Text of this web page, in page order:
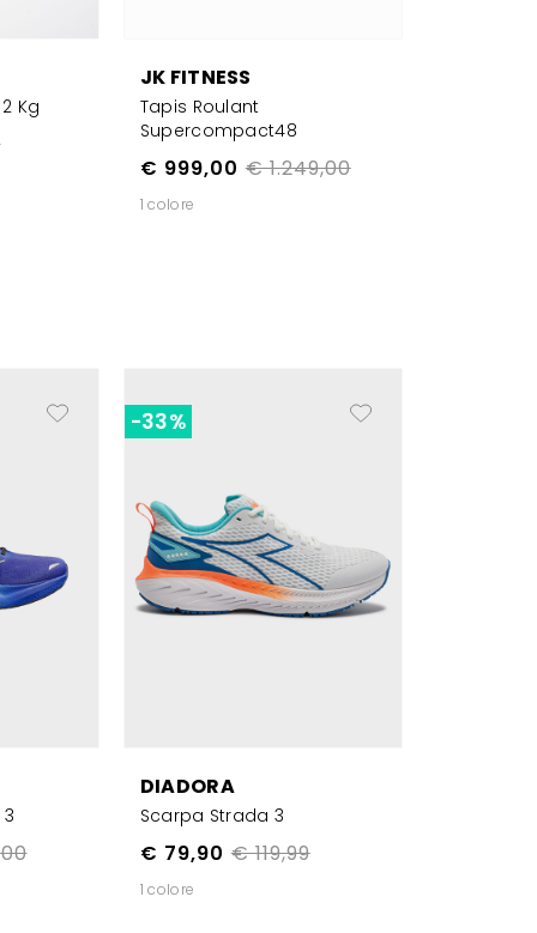
Kg
JK FITNESS
Tapis Roulant
Supercompact48
€ 1.249,00
€ 999,00
1 colore
DIADORA
Scarpa Strada 3
€ 119,99
€ 79,90
-33%
1 colore